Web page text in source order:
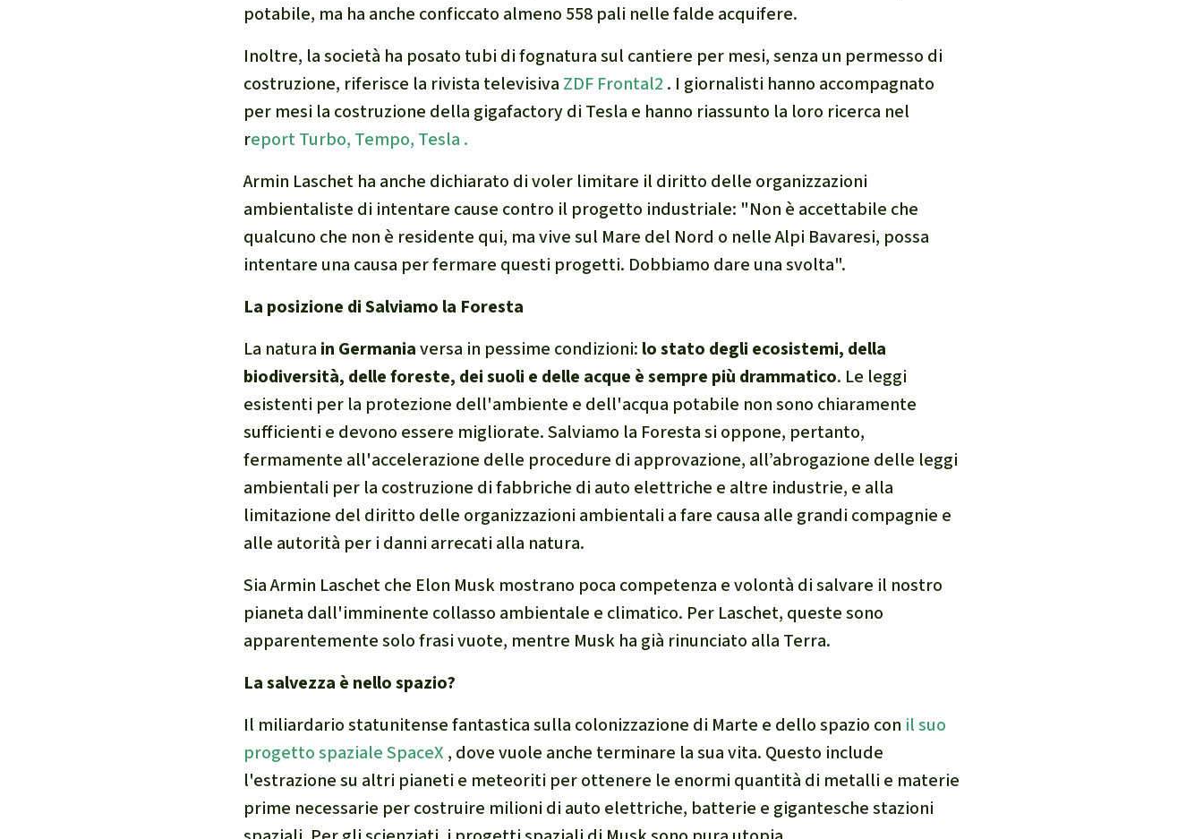
potabile, ma ha anche conficcato almeno 558 pali nelle falde acquifere.
Inoltre, la società ha posato tubi di fognatura sul cantiere per mesi, senza un permesso di
costruzione, riferisce la rivista televisiva ZDF Frontal2 . I giornalisti hanno accompagnato
per mesi la costruzione della gigafactory di Tesla e hanno riassunto la loro ricerca nel
report Turbo, Tempo, Tesla .
Armin Laschet ha anche dichiarato di voler limitare il diritto delle organizzazioni
ambientaliste di intentare cause contro il progetto industriale: "Non è accettabile che
qualcuno che non è residente qui, ma vive sul Mare del Nord o nelle Alpi Bavaresi, possa
intentare una causa per fermare questi progetti. Dobbiamo dare una svolta".
La posizione di Salviamo la Foresta
La natura in Germaniaversa in pessime condizioni: lo stato degli ecosistemi, della
biodiversità, delle foreste, dei suoli e delle acque è sempre più drammatico. Le leggi
esistenti per la protezione dell'ambiente e dell'acqua potabile non sono chiaramente
sufficienti e devono essere migliorate. Salviamo la Foresta si oppone, pertanto,
fermamente all'accelerazione delle procedure di approvazione, all’abrogazione delle leggi
ambientali per la costruzione di fabbriche di auto elettriche e altre industrie, e alla
limitazione del diritto delle organizzazioni ambientali a fare causa alle grandi compagnie e
alle autorità per i danni arrecati alla natura.
Sia Armin Laschet che Elon Musk mostrano poca competenza e volontà di salvare il nostro
pianeta dall'imminente collasso ambientale e climatico. Per Laschet, queste sono
apparentemente solo frasi vuote, mentre Musk ha già rinunciato alla Terra.
La salvezza è nello spazio?
Il miliardario statunitense fantastica sulla colonizzazione di Marte e dello spazio con il suo
progetto spaziale SpaceX , dove vuole anche terminare la sua vita. Questo include
l'estrazione su altri pianeti e meteoriti per ottenere le enormi quantità di metalli e materie
prime necessarie per costruire milioni di auto elettriche, batterie e gigantesche stazioni